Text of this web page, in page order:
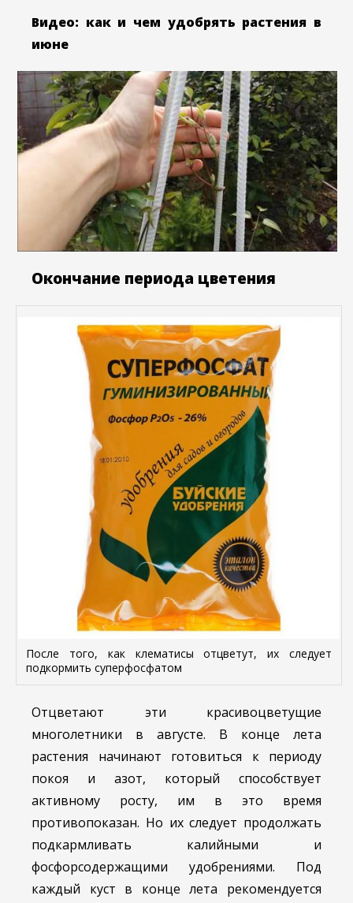
Видео: как и чем удобрять растения в
июне
Окончание периода цветения
После того, как клематисы отцветут, их следует
подкормить суперфосфатом
Отцветают эти красивоцветущие
многолетники в августе. В конце лета
растения начинают готовиться к периоду
покоя и азот, который способствует
активному росту, им в это время
противопоказан. Но их следует продолжать
подкармливать калийными и
фосфорсодержащими удобрениями. Под
каждый куст в конце лета рекомендуется